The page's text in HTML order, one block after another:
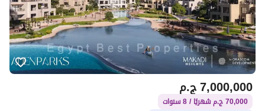
ج.م7,000,000
70,000 ج.م شهريًا / 8 سنوات